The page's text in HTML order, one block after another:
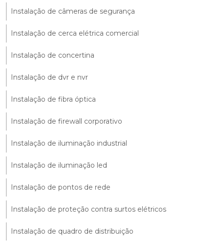
Instalação de câmeras de segurança
Instalação de cerca elétrica comercial
Instalação de concertina
Instalação de dvr e nvr
Instalação de fibra óptica
Instalação de firewall corporativo
Instalação de iluminação industrial
Instalação de iluminação led
Instalação de pontos de rede
Instalação de proteção contra surtos elétricos
Instalação de quadro de distribuição